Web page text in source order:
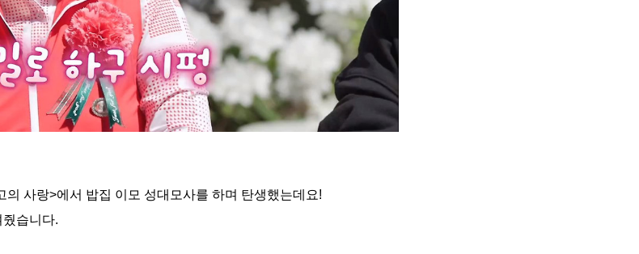
의 사랑>에서 밥집 이모 성대모사를 하며 탄생했는데요!
습니다.